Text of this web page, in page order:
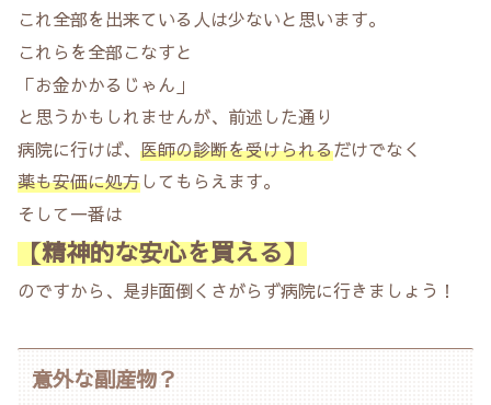
これ全部を出来ている人は少ないと思います。
これらを全部こなすと
「お金かかるじゃん」
と思うかもしれませんが、前述した通り
病院に行けば、 医師の診断を受けられるだけでなく
薬も安価に処方してもらえます。
そして一番は
【精神的な安心を買える】
のですから、是非面倒くさがらず病院に行きましょう！
意外な副産物？